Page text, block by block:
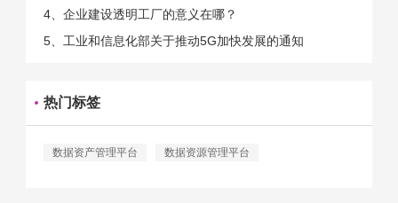
4、企业建设透明工厂的意义在哪？
5、工业和信息化部关于推动5G加快发展的通知
热门标签
数据资产管理平台 数据资源管理平台